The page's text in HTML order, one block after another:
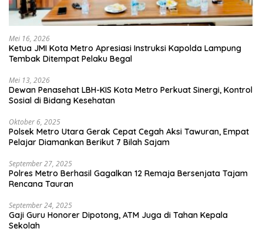
Mei 16, 2026
Ketua JMI Kota Metro Apresiasi Instruksi Kapolda Lampung
Tembak Ditempat Pelaku Begal
Mei 13, 2026
Dewan Penasehat LBH-KIS Kota Metro Perkuat Sinergi, Kontrol
Sosial di Bidang Kesehatan
Oktober 6, 2025
Polsek Metro Utara Gerak Cepat Cegah Aksi Tawuran, Empat
Pelajar Diamankan Berikut 7 Bilah Sajam
September 27, 2025
Polres Metro Berhasil Gagalkan 12 Remaja Bersenjata Tajam
Rencana Tauran
September 24, 2025
Gaji Guru Honorer Dipotong, ATM Juga di Tahan Kepala
Sekolah